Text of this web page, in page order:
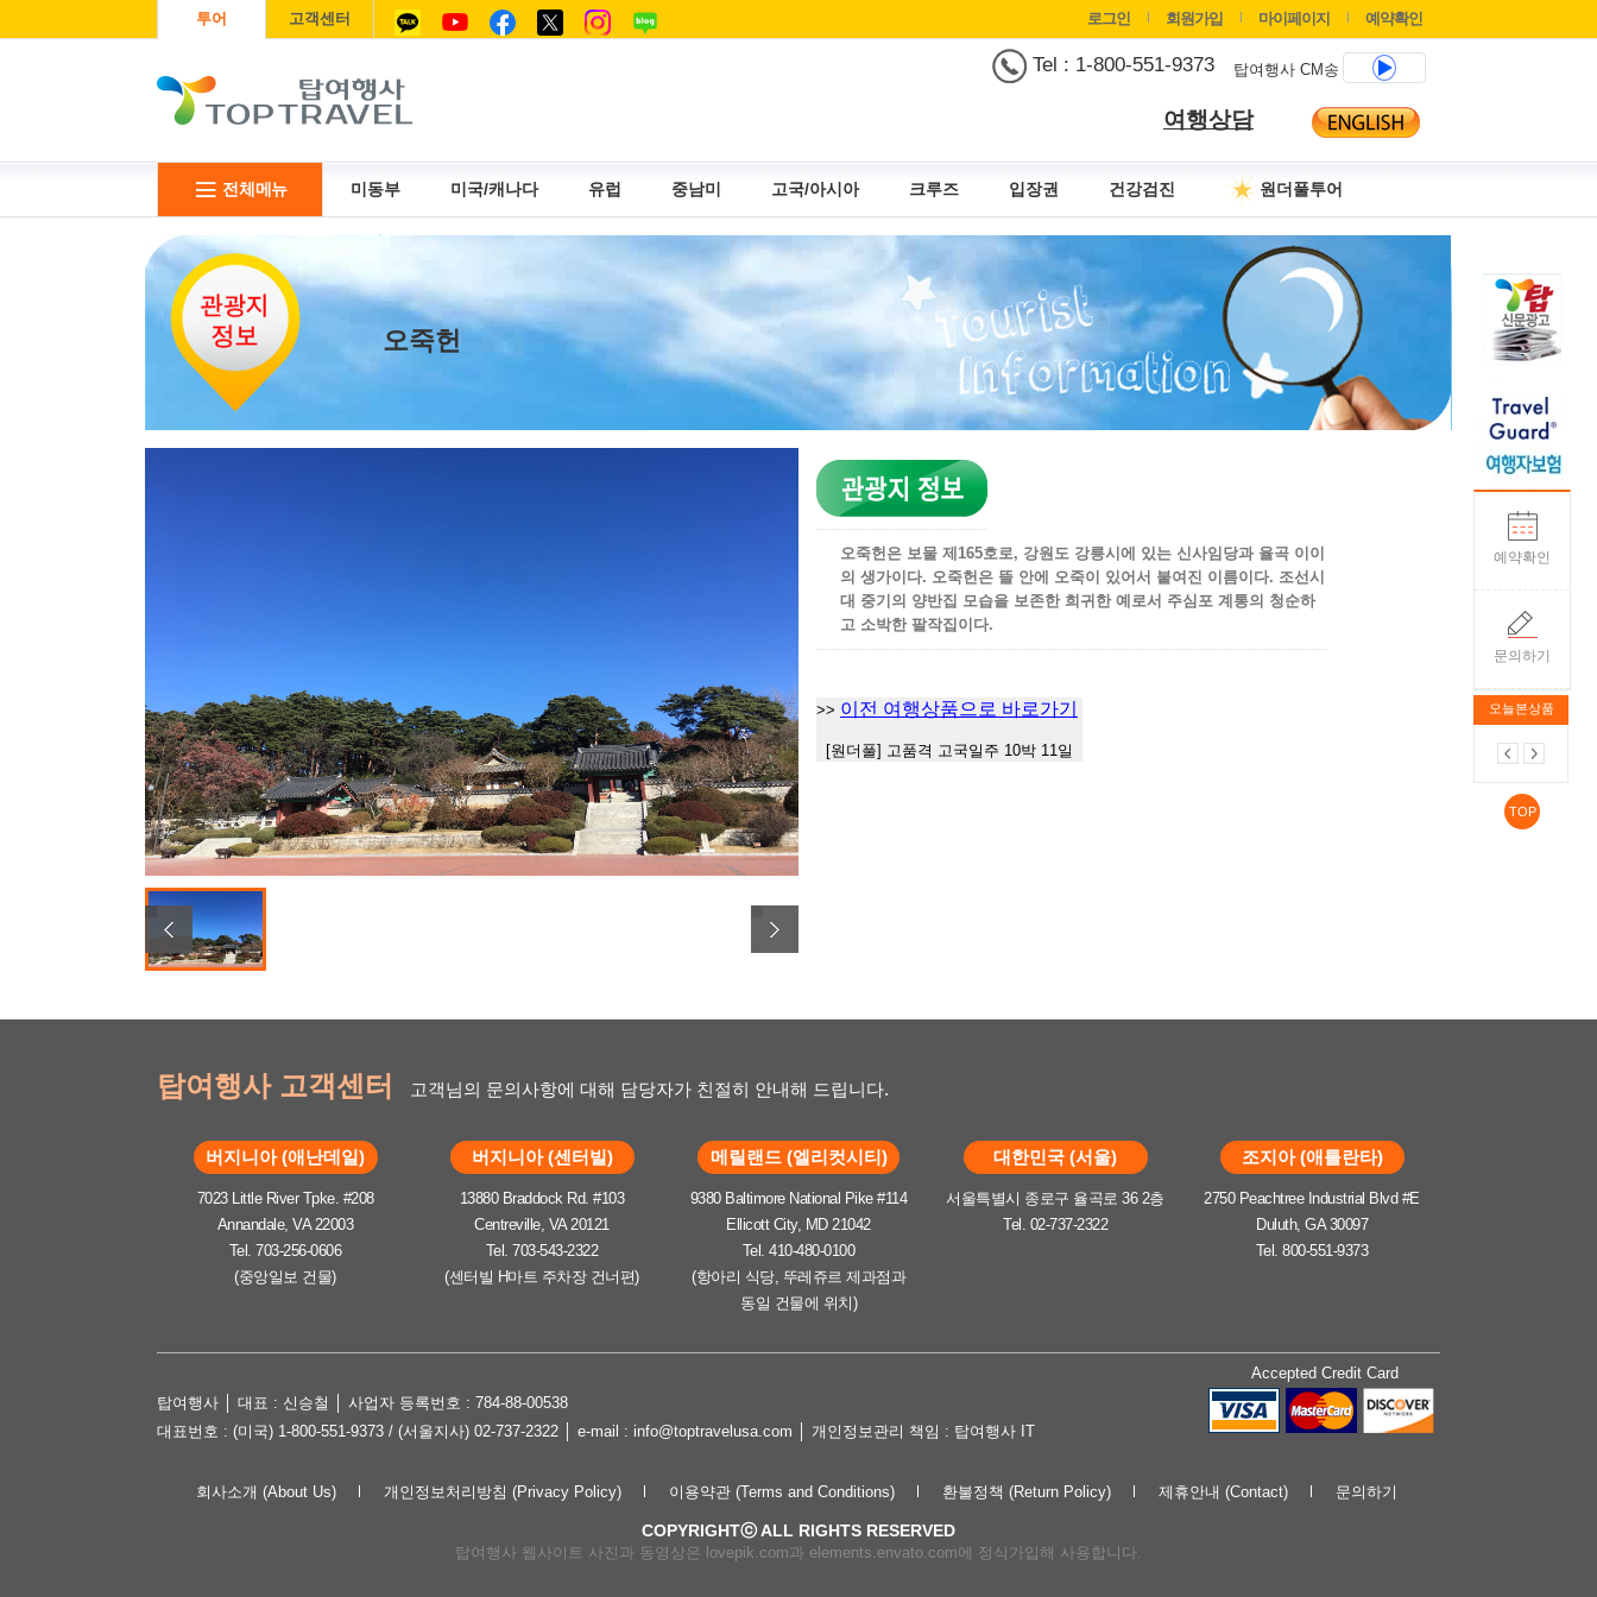
예약확인
문의하기
오늘본상품
TOP
투어 고객센터 로그인 회원가입 마이페이지 예약확인
탑여행사 CM송
여행상담
Tel : 1-800-551-9373
전체메뉴 미동부 미국/캐나다 유럽 중남미 고국/아시아 크루즈 입장권 건강검진 원더풀투어
리무진
오죽헌
오죽헌은 보물 제165호로, 강원도 강릉시에 있는 신사임당과 율곡 이이
의 생가이다. 오죽헌은 뜰 안에 오죽이 있어서 붙여진 이름이다. 조선시
대 중기의 양반집 모습을 보존한 희귀한 예로서 주심포 계통의 청순하
고 소박한 팔작집이다.
>> 이전 여행상품으로 바로가기
[원더풀] 고품격 고국일주 10박 11일
탑여행사 고객센터 고객님의 문의사항에 대해 담당자가 친절히 안내해 드립니다.
버지니아 (애난데일)
7023 Little River Tpke. #208
Annandale, VA 22003
Tel. 703-256-0606
(중앙일보 건물)
버지니아 (센터빌)
13880 Braddock Rd. #103
Centreville, VA 20121
Tel. 703-543-2322
(센터빌 H마트 주차장 건너편)
메릴랜드 (엘리컷시티)
9380 Baltimore National Pike #114
Ellicott City, MD 21042
Tel. 410-480-0100
(항아리 식당, 뚜레쥬르 제과점과
동일 건물에 위치)
대한민국 (서울)
서울특별시 종로구 율곡로 36 2층
Tel. 02-737-2322
조지아 (애틀란타)
2750 Peachtree Industrial Blvd #E
Duluth, GA 30097
Tel. 800-551-9373
Accepted Credit Card
탑여행사 │ 대표 : 신승철 │ 사업자 등록번호 : 784-88-00538
대표번호 : (미국) 1-800-551-9373 / (서울지사) 02-737-2322 │ e-mail : info@toptravelusa.com │ 개인정보관리 책임 : 탑여행사 IT
회사소개 (About Us) 개인정보처리방침 (Privacy Policy) 이용약관 (Terms and Conditions) 환불정책 (Return Policy) 제휴안내 (Contact) 문의하기
COPYRIGHTⓒ ALL RIGHTS RESERVED
탑여행사 웹사이트 사진과 동영상은 lovepik.com과 elements.envato.com에 정식가입해 사용합니다.